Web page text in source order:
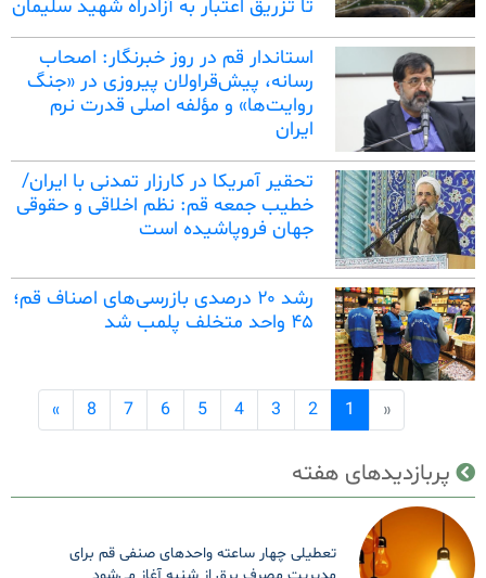
تا تزریق اعتبار به آزادراه شهید سلیمان
استاندار قم در روز خبرنگار: اصحاب
رسانه، پیش‌قراولان پیروزی در «جنگ
روایت‌ها» و مؤلفه اصلی قدرت نرم
ایران
تحقیر آمریکا در کارزار تمدنی با ایران/
خطیب جمعه قم: نظم اخلاقی و حقوقی
جهان فروپاشیده است
رشد ۲۰ درصدی بازرسی‌های اصناف قم؛
۴۵ واحد متخلف پلمب شد
«
First Page
1
2
3
4
5
6
7
8
»
پربازدیدهای هفته
تعطیلی چهار ساعته واحدهای صنفی قم برای